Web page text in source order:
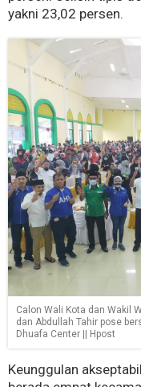
yakni 23,02 persen.
Calon Wali Kota dan Wakil
dan Abdullah Tahir pose
Dhuafa Center || Hpost
Keunggulan